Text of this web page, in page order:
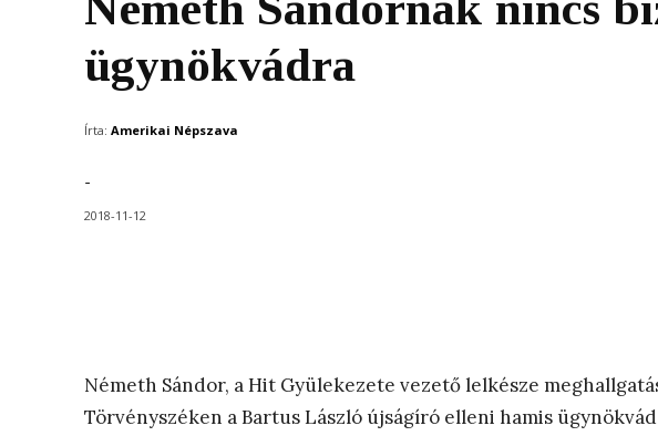
ügynökvádra
Írta: Amerikai Népszava
-
2018-11-12
Németh Sándor, a Hit Gyülekezete vezető lelkésze
Törvényszéken a Bartus László újságíró elleni hamis